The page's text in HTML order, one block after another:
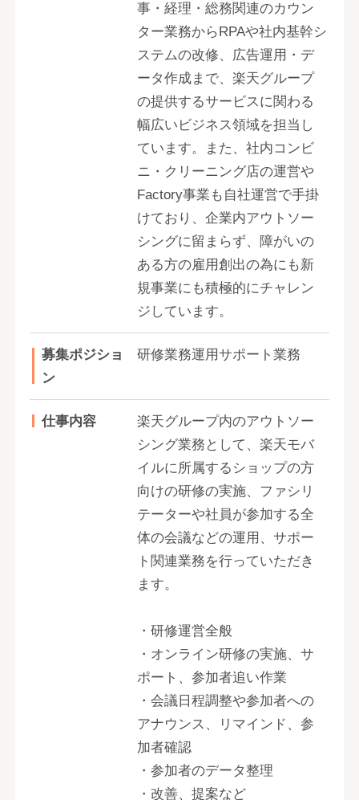
事・経理・総務関連のカウン
ター業務からRPAや社内基幹シ
ステムの改修、広告運用・デ
ータ作成まで、楽天グループ
の提供するサービスに関わる
幅広いビジネス領域を担当し
ています。また、社内コンビ
ニ・クリーニング店の運営や
Factory事業も自社運営で手掛
けており、企業内アウトソー
シングに留まらず、障がいの
ある方の雇用創出の為にも新
規事業にも積極的にチャレン
ジしています。
募集ポジショ
ン
研修業務運用サポート業務
仕事内容
楽天グループ内のアウトソー
シング業務として、楽天モバ
イルに所属するショップの方
向けの研修の実施、ファシリ
テーターや社員が参加する全
体の会議などの運用、サポー
ト関連業務を行っていただき
ます。
・研修運営全般
・オンライン研修の実施、サ
ポート、参加者追い作業
・会議日程調整や参加者への
アナウンス、リマインド、参
加者確認
・参加者のデータ整理
・改善、提案など